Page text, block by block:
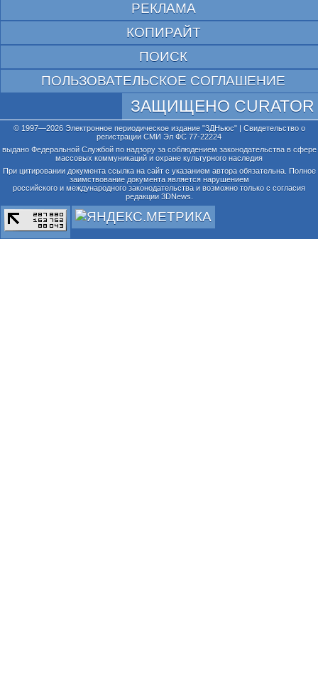
РЕКЛАМА
КОПИРАЙТ
ПОИСК
ПОЛЬЗОВАТЕЛЬСКОЕ СОГЛАШЕНИЕ
ЗАЩИЩЕНО CURATOR
© 1997—2026 Электронное периодическое издание "3ДНьюс" | Свидетельство о
регистрации СМИ Эл ФС 77-22224
выдано Федеральной Службой по надзору за соблюдением законодательства в сфере
массовых коммуникаций и охране культурного наследия
При цитировании документа ссылка на сайт с указанием автора обязательна. Полное
заимствование документа является нарушением
российского и международного законодательства и возможно только с согласия
редакции 3DNews.